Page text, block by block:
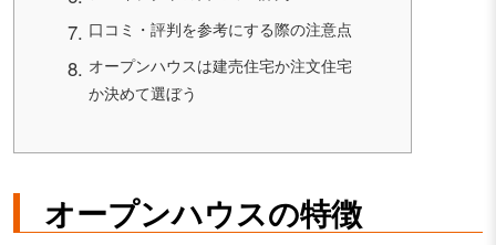
口コミ・評判を参考にする際の注意点
オープンハウスは建売住宅か注文住宅
か決めて選ぼう
オープンハウスの特徴